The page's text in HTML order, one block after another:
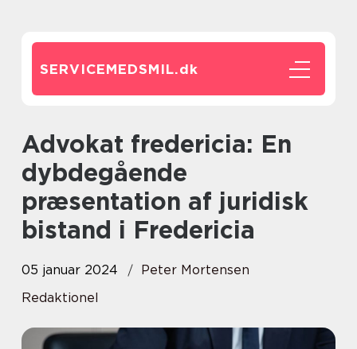
SERVICEMEDSMIL.dk
Advokat fredericia: En
dybdegående
præsentation af juridisk
bistand i Fredericia
05 januar 2024
Peter Mortensen
Redaktionel